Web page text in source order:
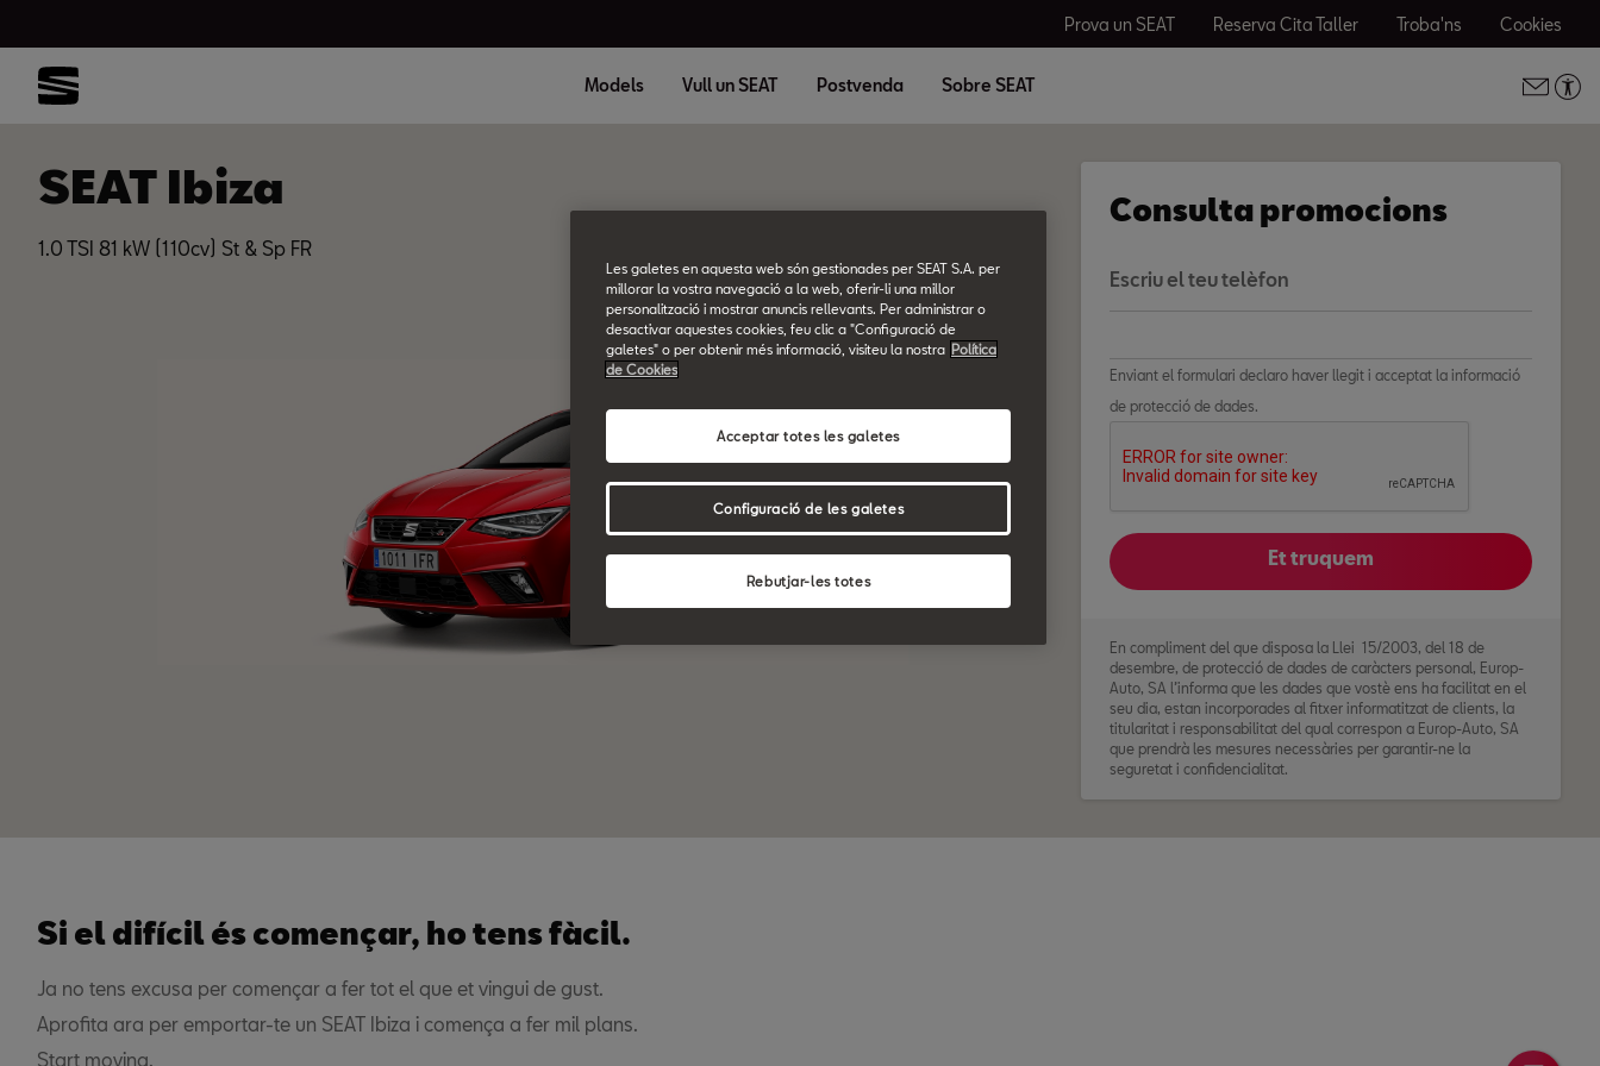
Prova un SEAT Reserva Cita Taller Troba'ns Cookies
Models Vull un SEAT Postvenda Sobre SEAT
SEAT Ibiza
1.0 TSI 81 kW (110cv) St & Sp FR
Consulta promocions
Escriu el teu telèfon
Enviant el formulari declaro haver llegit i acceptat la informació
de protecció de dades.
Et truquem
En compliment del que disposa la Llei 15/2003, del 18 de
desembre, de protecció de dades de caràcters personal, Europ-
Auto, SA l’informa que les dades que vostè ens ha facilitat en el
seu dia, estan incorporades al fitxer informatitzat de clients, la
titularitat i responsabilitat del qual correspon a Europ-Auto, SA
que prendrà les mesures necessàries per garantir-ne la
seguretat i confidencialitat.
Si el difícil és començar, ho tens fàcil.
Ja no tens excusa per començar a fer tot el que et vingui de gust.
Aprofita ara per emportar-te un SEAT Ibiza i comença a fer mil plans.
Start moving.
Les galetes en aquesta web són gestionades per SEAT S.A. per
millorar la vostra navegació a la web, oferir-li una millor
personalització i mostrar anuncis rellevants. Per administrar o
desactivar aquestes cookies, feu clic a "Configuració de
galetes" o per obtenir més informació, visiteu la nostra Política
de Cookies
Rebutjar-les totes
Acceptar totes les galetes
Configuració de les galetes